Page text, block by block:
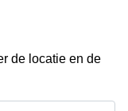
de locatie en de